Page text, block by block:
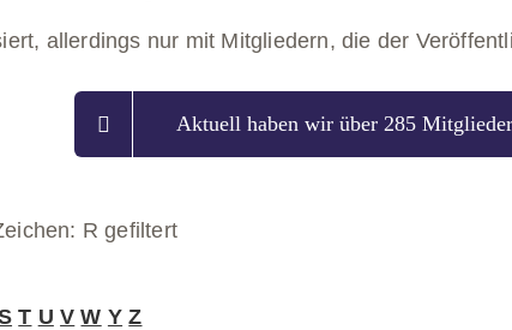
allerdings nur mit Mitgliedern, die der
Aktuell haben wir über 285
R gefiltert
T U V W Y Z